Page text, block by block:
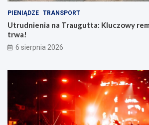
PIENIĄDZE TRANSPORT
Utrudnienia na Traugutta: Kluczowy
trwa!
6 sierpnia 2026